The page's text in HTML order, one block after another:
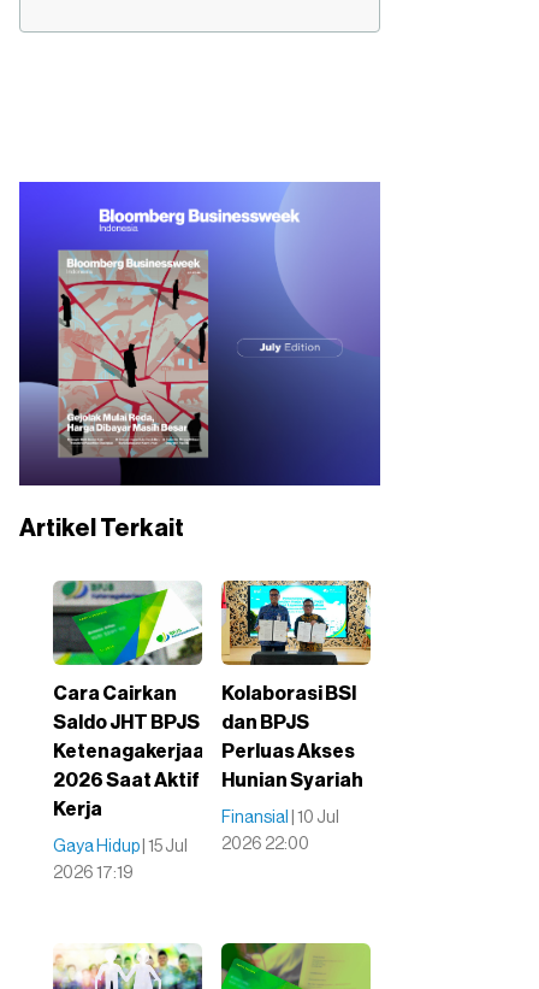
Artikel Terkait
Cara Cairkan
Saldo JHT BPJS
Ketenagakerjaan
2026 Saat Aktif
Kerja
Gaya Hidup | 15 Jul
2026 17:19
Kolaborasi BSI
dan BPJS
Perluas Akses
Hunian Syariah
Finansial
| 10 Jul
2026 22:00